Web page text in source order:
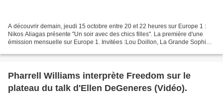
A découvrir demain, jeudi 15 octobre entre 20 et 22 heures sur Europe 1 :
Nikos Aliagas présente "Un soir avec des chics filles". La première d'une
émission mensuelle sur Europe 1. Invitées :Lou Doillon, La Grande Sophie,
Pharrell Williams interprète Freedom sur le
plateau du talk d'Ellen DeGeneres (Vidéo).